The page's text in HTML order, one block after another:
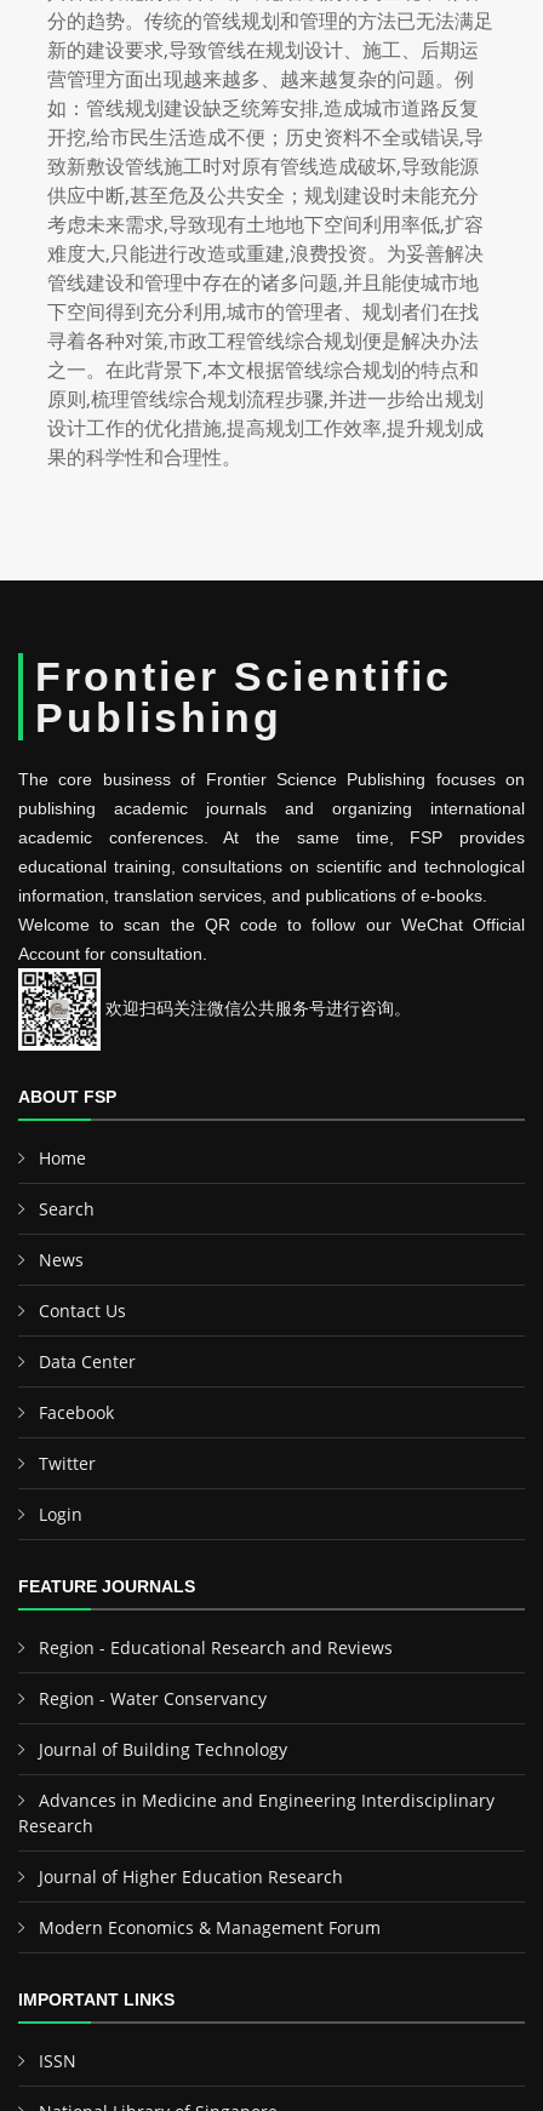
分的趋势。传统的管线规划和管理的方法已无法满足
新的建设要求,导致管线在规划设计、施工、后期运
营管理方面出现越来越多、越来越复杂的问题。例
如：管线规划建设缺乏统筹安排,造成城市道路反复
开挖,给市民生活造成不便；历史资料不全或错误,导
致新敷设管线施工时对原有管线造成破坏,导致能源
供应中断,甚至危及公共安全；规划建设时未能充分
考虑未来需求,导致现有土地地下空间利用率低,扩容
难度大,只能进行改造或重建,浪费投资。为妥善解决
管线建设和管理中存在的诸多问题,并且能使城市地
下空间得到充分利用,城市的管理者、规划者们在找
寻着各种对策,市政工程管线综合规划便是解决办法
之一。在此背景下,本文根据管线综合规划的特点和
原则,梳理管线综合规划流程步骤,并进一步给出规划
设计工作的优化措施,提高规划工作效率,提升规划成
果的科学性和合理性。
Frontier Scientific
Publishing
The core business of Frontier Science Publishing focuses on
publishing academic journals and organizing international
academic conferences. At the same time, FSP provides
educational training, consultations on scientific and technological
information, translation services, and publications of e-books.
Welcome to scan the QR code to follow our WeChat Official
Account for consultation.
欢迎扫码关注微信公共服务号进行咨询。
ABOUT FSP
Home
Search
News
Contact Us
Data Center
Facebook
Twitter
Login
FEATURE JOURNALS
Region - Educational Research and Reviews
Region - Water Conservancy
Journal of Building Technology
Advances in Medicine and Engineering Interdisciplinary
Research
Journal of Higher Education Research
Modern Economics & Management Forum
IMPORTANT LINKS
ISSN